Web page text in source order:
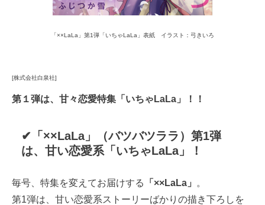
「××LaLa」第1弾「いちゃLaLa」表紙 イラスト：弓きいろ
[株式会社白泉社]
第１弾は、甘々恋愛特集「いちゃLaLa」！！
✔「××LaLa」（バツバツララ）第1弾
は、甘い恋愛系「いちゃLaLa」！
毎号、特集を変えてお届けする 「××LaLa」 。
第1弾は、甘い恋愛系ストーリーばかりの描き下ろしを